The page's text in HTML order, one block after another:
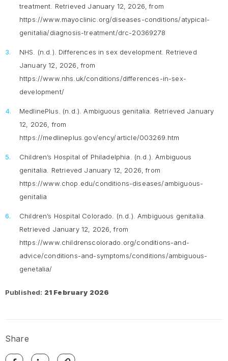
treatment.
Retrieved January 12, 2026, from
https://www.mayoclinic.org/diseases-conditions/atypical-
genitalia/diagnosis-treatment/drc-20369278
NHS. (n.d.). Differences in sex development. Retrieved
January 12, 2026, from
https://www.nhs.uk/conditions/differences-in-sex-
development/
MedlinePlus. (n.d.). Ambiguous genitalia.
Retrieved January
12, 2026, from
https://medlineplus.gov/ency/article/003269.htm
Children’s Hospital of Philadelphia. (n.d.). Ambiguous
genitalia . Retrieved January 12, 2026, from
https://www.chop.edu/conditions-diseases/ambiguous-
genitalia
Children’s Hospital Colorado. (n.d.). Ambiguous genitalia.
Retrieved January 12, 2026, from
https://www.childrenscolorado.org/conditions-and-
advice/conditions-and-symptoms/conditions/ambiguous-
genetalia/
Published: 21 February 2026
Share